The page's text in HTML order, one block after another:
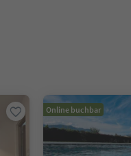
Online buchbar